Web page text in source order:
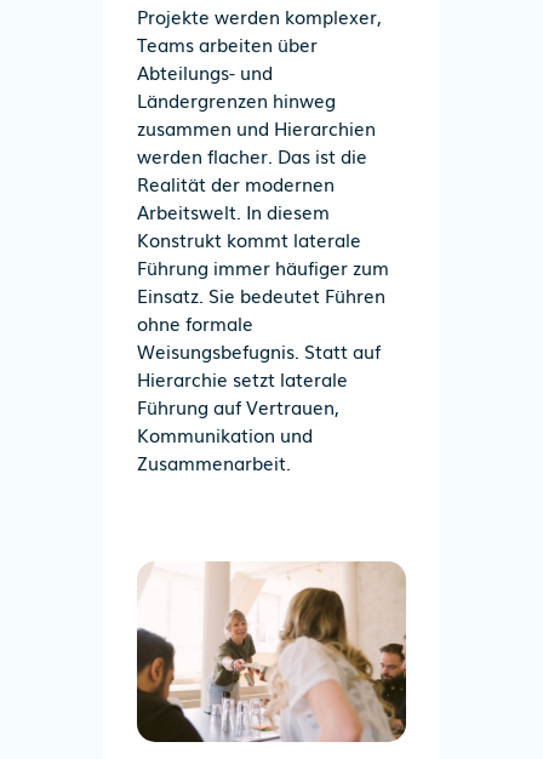
Projekte werden komplexer,
Teams arbeiten über
Abteilungs- und
Ländergrenzen hinweg
zusammen und Hierarchien
werden flacher. Das ist die
Realitätder modernen
Arbeitswelt. In diesem
Konstrukt kommt laterale
Führung immer häufiger zum
Einsatz. Sie bedeutet Führen
ohne formale
Weisungsbefugnis. Statt auf
Hierarchie setzt laterale
Führung aufVertrauen,
Kommunikation und
Zusammenarbeit.